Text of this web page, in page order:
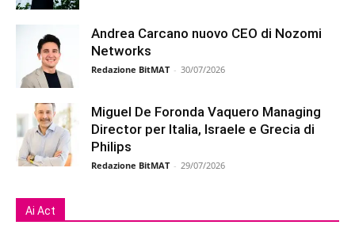
Andrea Carcano nuovo CEO di Nozomi
Networks
Redazione BitMAT - 30/07/2026
Miguel De Foronda Vaquero Managing
Director per Italia, Israele e Grecia di
Philips
Redazione BitMAT - 29/07/2026
Ai Act